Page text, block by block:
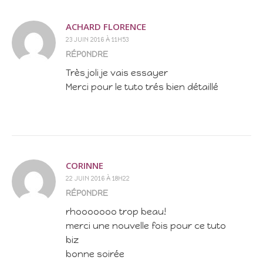
ACHARD FLORENCE
23 JUIN 2016 À 11H53
RÉPONDRE
Très joli je vais essayer
Merci pour le tuto trés bien détaillé
CORINNE
22 JUIN 2016 À 18H22
RÉPONDRE
rhooooooo trop beau!
merci une nouvelle fois pour ce tuto
biz
bonne soirée